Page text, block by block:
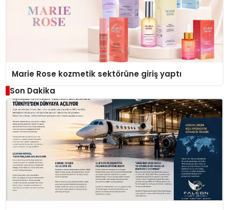
Marie Rose kozmetik sektörüne giriş yaptı
Son Dakika